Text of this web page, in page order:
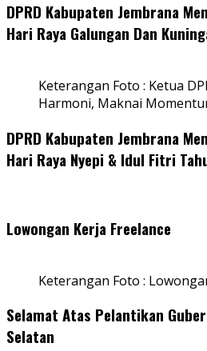
DPRD Kabupaten Jembrana
Hari Raya Galungan Dan
Keterangan Foto : Ketua
Harmoni, Maknai
DPRD Kabupaten Jembrana
Hari Raya Nyepi & Idul Fitri
Lowongan Kerja Freelance
Keterangan Foto :
Selamat Atas Pelantikan
Selatan